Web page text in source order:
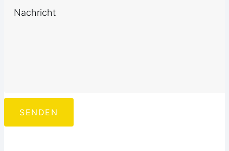
Nachricht
SENDEN